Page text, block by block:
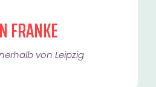
FRANKE
von Leipzig​